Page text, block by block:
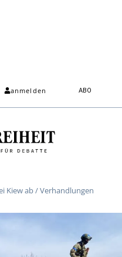
anmelden ABO
Kiew ab / Verhandlungen